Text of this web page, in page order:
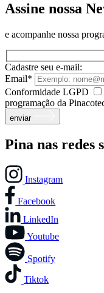
Assine nossa
e acompanhe nossa
Cadastre seu e-mail:
Email*
Conformidade LGPD
programação da
enviar
Pina nas redes
Instagram
Facebook
LinkedIn
Youtube
Spotify
Tiktok